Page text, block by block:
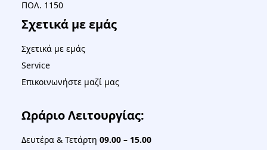
ΠΟΛ. 1150
Σχετικά με εμάς
Σχετικά με εμάς
Service
Επικοινωνήστε μαζί μας
Ωράριο Λειτουργίας:
Δευτέρα & Τετάρτη 09.00 – 15.00